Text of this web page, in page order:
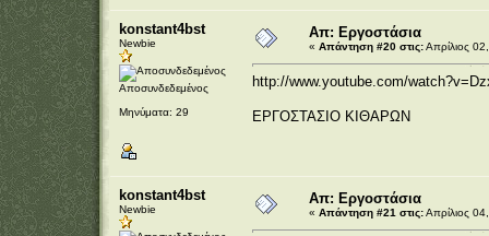
konstant4bst
Newbie
Αποσυνδεδεμένος
Μηνύματα: 29
Απ: Εργοστάσια
« Απάντηση #20 στις:Απρίλιος
http://www.youtube.com/
ΕΡΓΟΣΤΑΣΙΟ ΚΙΘΑΡΩΝ
konstant4bst
Newbie
Απ: Εργοστάσια
« Απάντηση #21 στις:Απρίλιος